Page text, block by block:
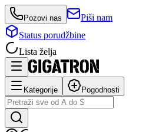
Pozovi nas
Piši nam
Status porudžbine
Lista želja
Kategorije Pogodnosti